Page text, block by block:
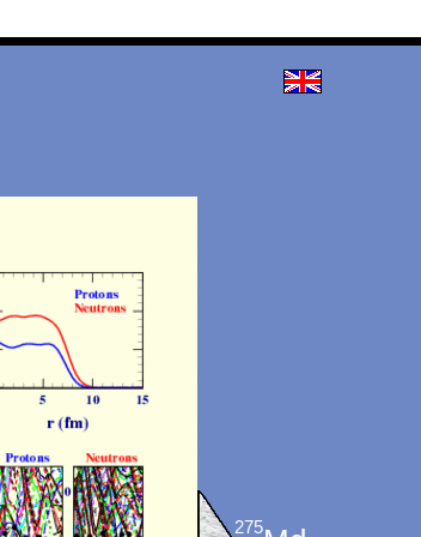
275